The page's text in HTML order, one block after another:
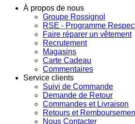
À propos de nous
Groupe Rossignol
RSE - Programme
Faire réparer un vêtement
Recrutement
Magasins
Carte Cadeau
Commentaires
Service clients
Suivi de Commande
Demande de Retour
Commandes et Livraison
Retours et
Nous Contacter